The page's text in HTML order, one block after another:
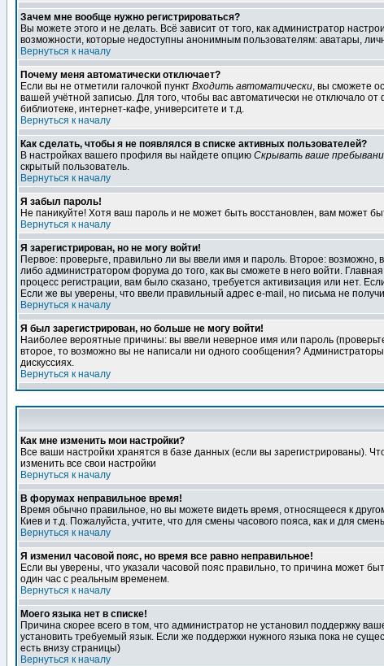
Зачем мне вообще нужно регистрироваться?
Вы можете этого и не делать. Всё зависит от того, как администратор
возможности, которые недоступны анонимным пользователям: аватары,
Вернуться к началу
Почему меня автоматически отключает?
Если вы не отметили галочкой пункт Входить автоматически, вы сможете
вашей учётной записью. Для того, чтобы вас автоматически не отключало
библиотеке, интернет-кафе, университете и т.д.
Вернуться к началу
Как сделать, чтобы я не появлялся в списке активных пользователей?
В настройках вашего профиля вы найдете опцию Скрывать ваше
скрытый пользователь.
Вернуться к началу
Я забыл пароль!
Не паникуйте! Хотя ваш пароль и не может быть восстановлен, вам может
Вернуться к началу
Я зарегистрирован, но не могу войти!
Первое: проверьте, правильно ли вы ввели имя и пароль. Второе:
либо администратором форума до того, как вы сможете в него войти.
процесс регистрации, вам было сказано, требуется активизация или нет.
Если же вы уверены, что ввели правильный адрес e-mail, но письма не
Вернуться к началу
Я был зарегистрирован, но больше не могу войти!
Наиболее вероятные причины: вы ввели неверное имя или пароль
второе, то возможно вы не написали ни одного сообщения?
дискуссиях.
Вернуться к началу
Как мне изменить мои настройки?
Все ваши настройки хранятся в базе данных (если вы зарегистрированы).
изменить все свои настройки
Вернуться к началу
В форумах неправильное время!
Время обычно правильное, но вы можете видеть время, относящееся к
Киев и т.д. Пожалуйста, учтите, что для смены часового пояса, как и для
Вернуться к началу
Я изменил часовой пояс, но время все равно неправильное!
Если вы уверены, что указали часовой пояс правильно, то причина может
один час с реальным временем.
Вернуться к началу
Моего языка нет в списке!
Причина скорее всего в том, что администратор не установил поддержку
установить требуемый язык. Если же поддержки нужного языка пока не
есть внизу страницы)
Вернуться к началу